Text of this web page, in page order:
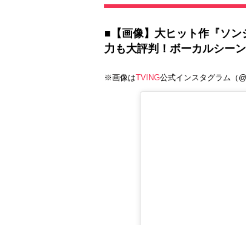
■【画像】大ヒット作『ソ
力も大評判！ボーカルシー
※画像は TVING公式インスタグラム（